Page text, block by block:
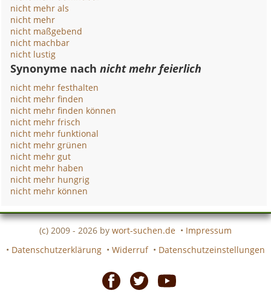
nicht mehr als
nicht mehr
nicht maßgebend
nicht machbar
nicht lustig
Synonyme nachnicht mehr feierlich
nicht mehr festhalten
nicht mehr finden
nicht mehr finden können
nicht mehr frisch
nicht mehr funktional
nicht mehr grünen
nicht mehr gut
nicht mehr haben
nicht mehr hungrig
nicht mehr können
(c) 2009 - 2026 by wort-suchen.de • Impressum
• Datenschutzerklärung • Widerruf • Datenschutzeinstellungen